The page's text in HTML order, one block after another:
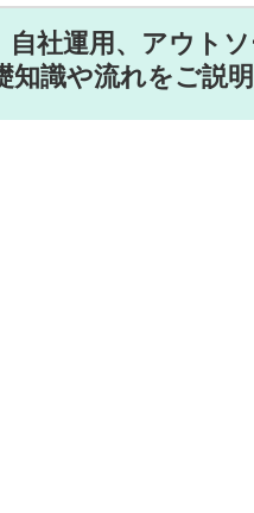
自社運用、アウト
知識や流れをご説明